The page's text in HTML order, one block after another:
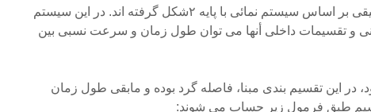
فواصل زمانی ساده در موسیقی بر اساس سیستم نمائی با پایه ۲شکل گرفته اند. در این سیستم
و تقسیمات داخلی أنها می توان طول زمان و سرعت نسبی بین
این تقسیم بندی مبنا، فاصله گرد بوده و مابقی طول زمان
طبق فرمول زیر حساب می شوند: